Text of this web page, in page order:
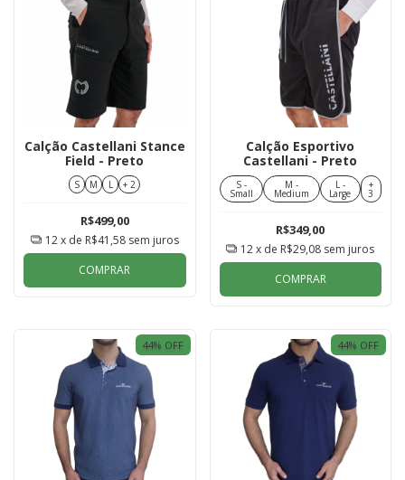
Calção Castellani Stance
Field - Preto
S M L + 2
R$499,00
12x de R$41,58 sem juros
COMPRAR
Calção Esportivo
Castellani - Preto
S -
Small
M -
Medium
L -
Large
+
3
R$349,00
12x de R$29,08 sem juros
COMPRAR
44% OFF 44% OFF